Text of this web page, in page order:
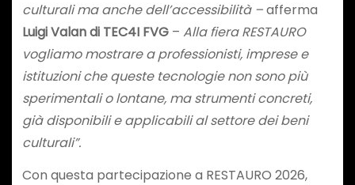
culturali ma anche dell’accessibilità –afferma
Luigi Valan di TEC4I FVG– Alla fiera RESTAURO
vogliamo mostrare a professionisti, imprese e
istituzioni che queste tecnologie non sono più
sperimentali o lontane, ma strumenti concreti,
già disponibili e applicabili al settore dei beni
culturali”.
Con questa partecipazione a RESTAURO 2026,